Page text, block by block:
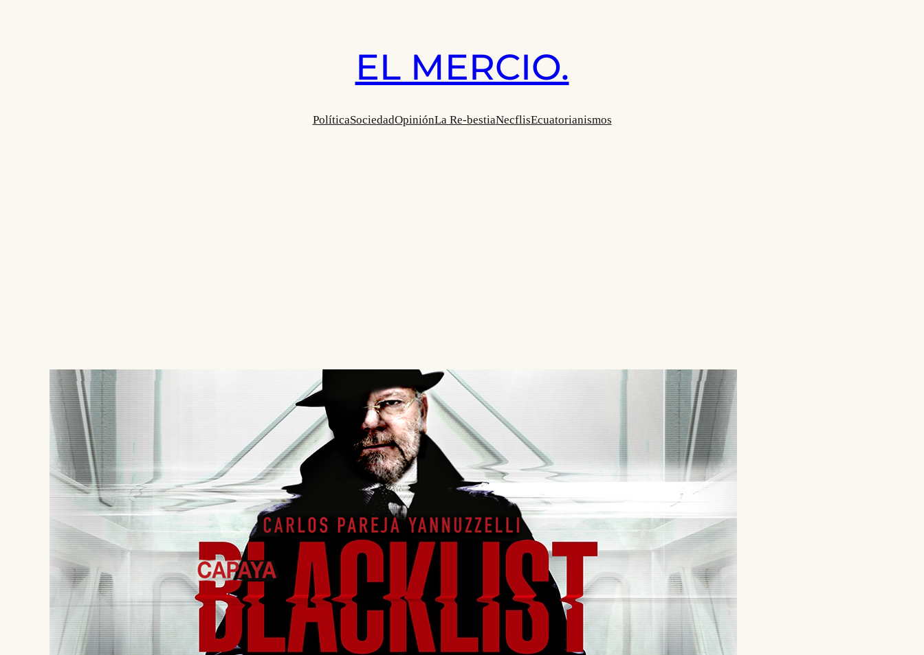
EL MERCIO.
PolíticaSociedadOpiniónLa Re-bestiaNecflisEcuatorianismos